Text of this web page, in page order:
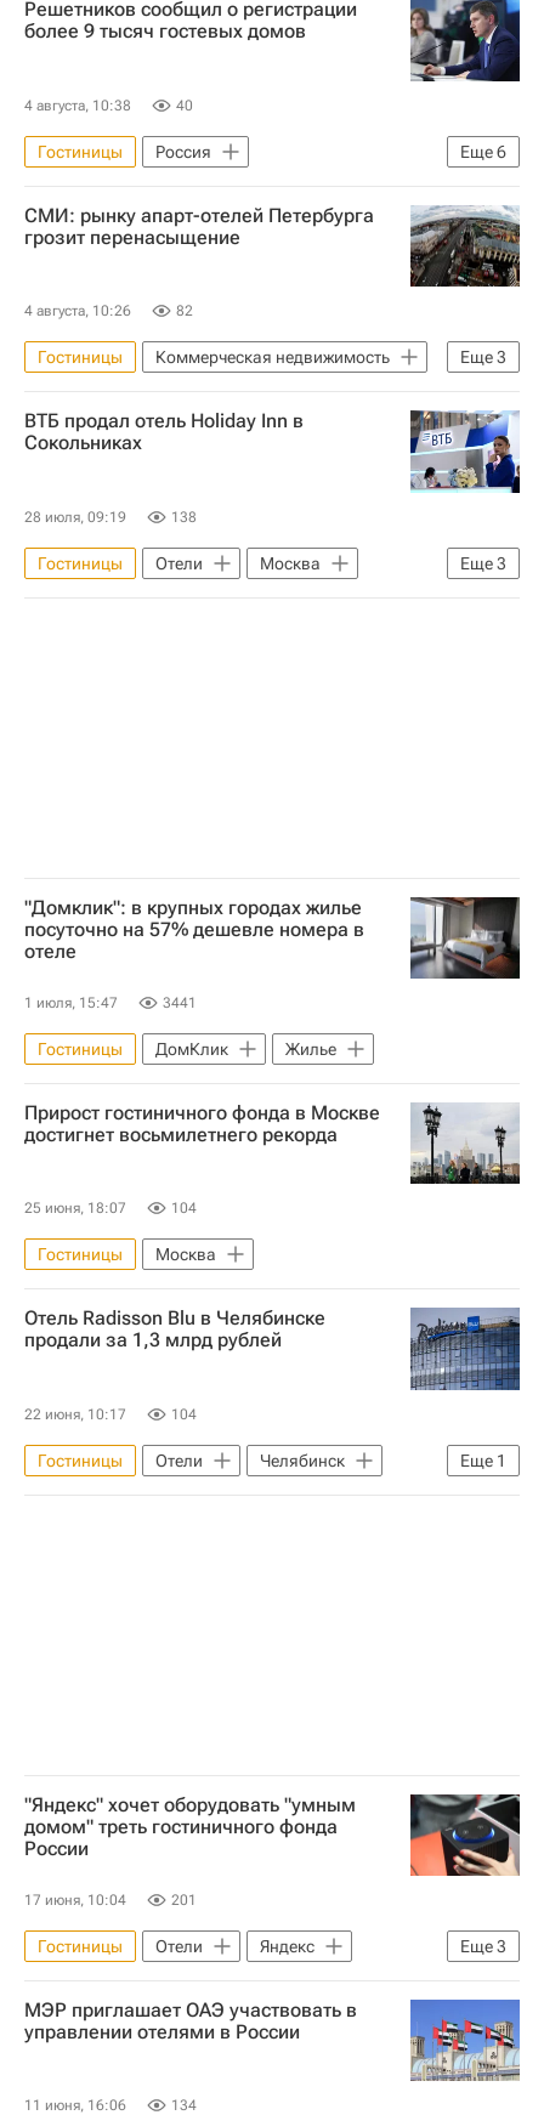
Решетников сообщил о регистрации
более 9 тысяч гостевых домов
4 августа, 10:38 40
Еще6
Гостиницы
Россия
Республика Адыгея
Республика Бурятия
Коммерческая недвижимость
Отели
СМИ: рынку апарт-отелей Петербурга
грозит перенасыщение
4 августа, 10:26 82
Еще3
Гостиницы
Коммерческая недвижимость
Санкт-Петербург
Отели
Апартаменты
ВТБ продал отель Holiday Inn в
Сокольниках
28 июля, 09:19 138
Еще3
Гостиницы Отели
Москва
ГК "Галс"
Банк Москвы
"Домклик": в крупных городах жилье
посуточно на 57% дешевле номера в
отеле
1 июля, 15:47 3441
Гостиницы ДомКлик Жилье
Прирост гостиничного фонда в Москве
достигнет восьмилетнего рекорда
25 июня, 18:07 104
Гостиницы Москва
Отель Radisson Blu в Челябинске
продали за 1,3 млрд рублей
22 июня, 10:17 104
Еще 1
Гостиницы Отели
Челябинск
Федеральное агентство по управлению государственным имуществом (Росимущество)
"Яндекс" хочет оборудовать "умным
домом" треть гостиничного фонда
России
17 июня, 10:04 201
Еще3
Гостиницы Отели
Яндекс
Москва
Россия
Коммерческая недвижимость
МЭР приглашает ОАЭ участвовать в
управлении отелями в России
11 июня, 16:06 134